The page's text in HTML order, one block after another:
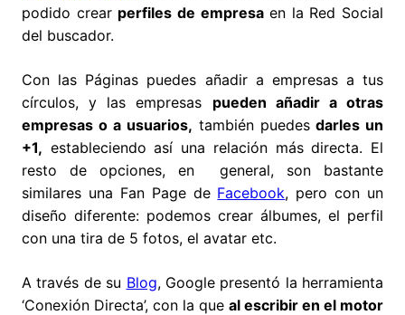
podido crear perfiles de empresaen la Red Social
del buscador.
Con las Páginas puedes añadir a empresas a tus
círculos, y las empresas pueden añadir a otras
empresas o a usuarios, también puedes darles un
+1, estableciendo así una relación más directa. El
resto de opciones, en general, son bastante
similares una Fan Page de Facebook, pero con un
diseño diferente: podemos crear álbumes, el perfil
con una tira de 5 fotos, el avatar etc.
A través de su Blog, Google presentó la herramienta
‘Conexión Directa’, con la que al escribir en el motor